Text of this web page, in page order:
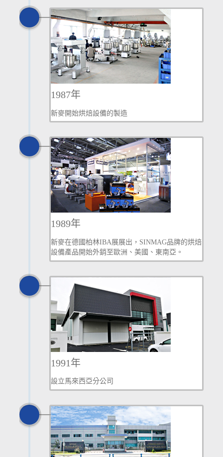
1987年
新麥開始烘焙設備的製造
1989年
新麥在德國柏林IBA展展出，SINMAG品牌的烘焙
設備產品開始外銷至歐洲、美國、東南亞。
1991年
設立馬來西亞分公司